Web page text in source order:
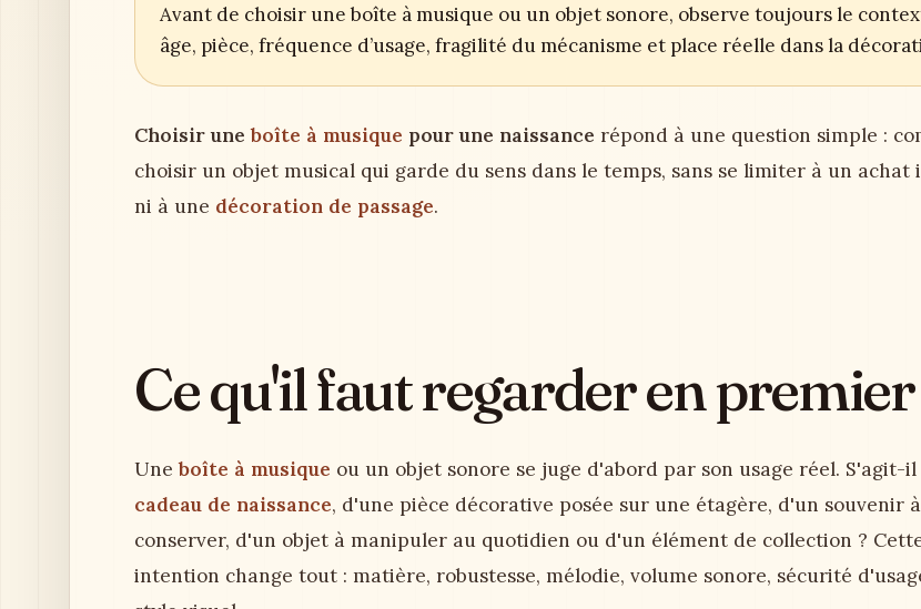
Avant de choisir une boîte à musique ou un objet sonore, observe toujours le
âge, pièce, fréquence d’usage, fragilité du mécanisme et place réelle dans la
Choisir uneboîte à musique pour une naissance répond à une question simple :
choisir un objet musical qui garde du sens dans le temps, sans se limiter à un achat
ni à une décoration de passage.
Ce qu'il faut regarder en premier
Uneboîte à musique ou un objet sonore se juge d'abord par son usage réel. S'agit-
cadeau de naissance, d'une pièce décorative posée sur une étagère, d'un souvenir à
conserver, d'un objet à manipuler au quotidien ou d'un élément de collection ?
intention change tout : matière, robustesse, mélodie, volume sonore, sécurité